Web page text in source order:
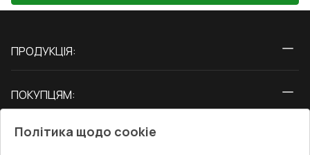
ПРОДУКЦІЯ:
Двері
ПОКУПЦЯМ:
СЕРВІС ТА ОБЛУГОВУВАННЯ:
Політика щодо cookie